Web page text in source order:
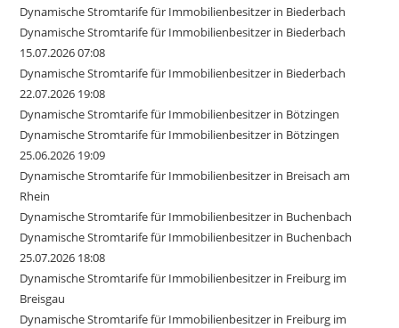
Dynamische Stromtarife für Immobilienbesitzer in Biederbach
Dynamische Stromtarife für Immobilienbesitzer in Biederbach
15.07.2026 07:08
Dynamische Stromtarife für Immobilienbesitzer in Biederbach
22.07.2026 19:08
Dynamische Stromtarife für Immobilienbesitzer in Bötzingen
Dynamische Stromtarife für Immobilienbesitzer in Bötzingen
25.06.2026 19:09
Dynamische Stromtarife für Immobilienbesitzer in Breisach am
Rhein
Dynamische Stromtarife für Immobilienbesitzer in Buchenbach
Dynamische Stromtarife für Immobilienbesitzer in Buchenbach
25.07.2026 18:08
Dynamische Stromtarife für Immobilienbesitzer in Freiburg im
Breisgau
Dynamische Stromtarife für Immobilienbesitzer in Freiburg im